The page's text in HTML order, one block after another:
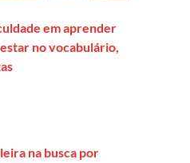
em aprender
no vocabulário,
na busca por